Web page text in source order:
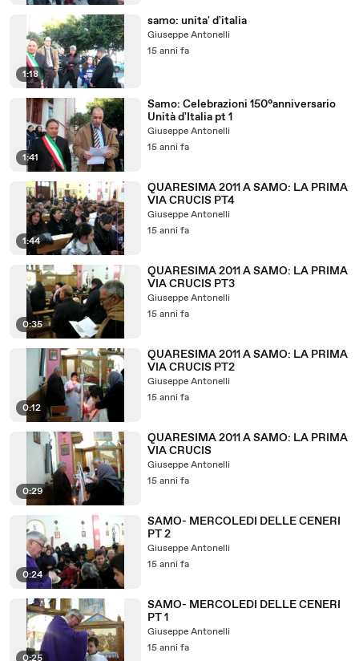
1:18
samo: unita' d'italia
Giuseppe Antonelli
15 anni fa
1:41
Samo: Celebrazioni 150°anniversario
Unità d'Italia pt 1
Giuseppe Antonelli
15 anni fa
1:44
QUARESIMA 2011 A SAMO: LA PRIMA
VIA CRUCIS PT4
Giuseppe Antonelli
15 anni fa
0:35
QUARESIMA 2011 A SAMO: LA PRIMA
VIA CRUCIS PT3
Giuseppe Antonelli
15 anni fa
0:12
QUARESIMA 2011 A SAMO: LA PRIMA
VIA CRUCIS PT2
Giuseppe Antonelli
15 anni fa
0:29
QUARESIMA 2011 A SAMO: LA PRIMA
VIA CRUCIS
Giuseppe Antonelli
15 anni fa
0:24
SAMO- MERCOLEDI DELLE CENERI
PT 2
Giuseppe Antonelli
15 anni fa
SAMO- MERCOLEDI DELLE CENERI
PT 1
Giuseppe Antonelli
15 anni fa